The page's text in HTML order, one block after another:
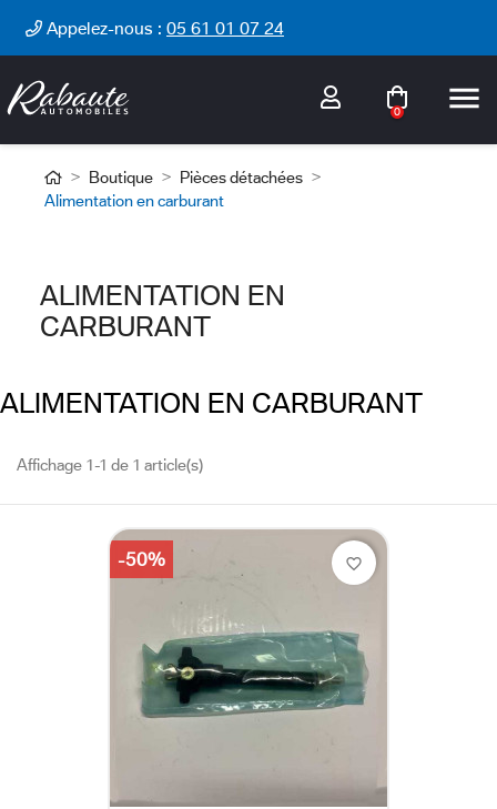
Appelez-nous : 05 61 01 07 24

0
Boutique
Pièces détachées
Alimentation en carburant
ALIMENTATION EN
CARBURANT
ALIMENTATION EN CARBURANT
Affichage 1-1 de 1 article(s)
-50% favorite_border